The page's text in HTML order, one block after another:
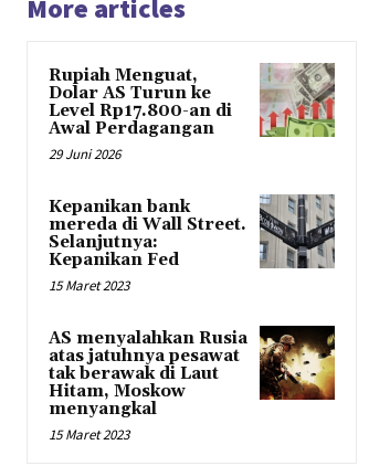
More articles
Rupiah Menguat,
Dolar AS Turun ke
Level Rp17.800-an di
Awal Perdagangan
29 Juni 2026
Kepanikan bank
mereda di Wall Street.
Selanjutnya:
Kepanikan Fed
15 Maret 2023
AS menyalahkan Rusia
atas jatuhnya pesawat
tak berawak di Laut
Hitam, Moskow
menyangkal
15 Maret 2023